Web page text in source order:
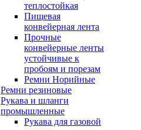
теплостойкая
Пищевая
конвейерная лента
Прочные
конвейерные ленты
устойчивые к
пробоям и порезам
Ремни Норийные
Ремни резиновые
Рукава и шланги
промышленные
Рукава для газовой